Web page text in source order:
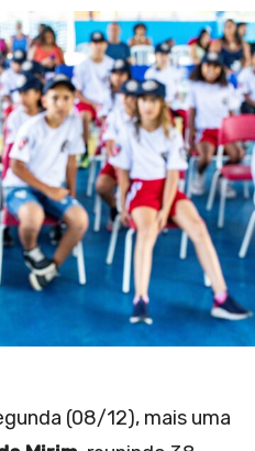
(08/12), mais uma